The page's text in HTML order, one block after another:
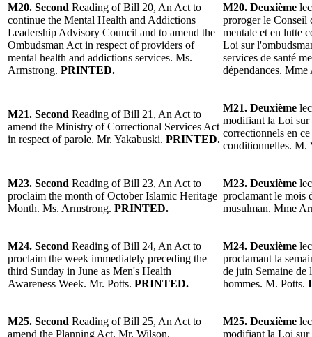
M20. Second Reading of Bill 20, An Act to
continue the Mental Health and Addictions
Leadership Advisory Council and to amend the
Ombudsman Act in respect of providers of
mental health and addictions services. Ms.
Armstrong. PRINTED.
M20. Deuxième
proroger le Conseil
mentale et en lutte
Loi sur
services de santé
dépendances.
M21. Second Reading of Bill 21, An Act to
amend the Ministry of Correctional Services Act
in respect of parole. Mr. Yakabuski. PRINTED.
M21. Deuxième
modifiant la Loi sur
correctionnels en
conditionnelles. M.
M23. Second Reading of Bill 23, An Act to
proclaim the month of October Islamic Heritage
Month. Ms. Armstrong. PRINTED.
M23. Deuxième
proclamant le mois
musulman. Mme
M24. Second Reading of Bill 24, An Act to
proclaim the week immediately preceding the
third Sunday in June as Men's Health
Awareness Week. Mr. Potts. PRINTED.
M24. Deuxième
proclamant la
de juin Semaine de
hommes. M. Potts.
M25. Second Reading of Bill 25, An Act to
amend the Planning Act. Mr. Wilson.
M25. Deuxième
modifiant la Loi sur